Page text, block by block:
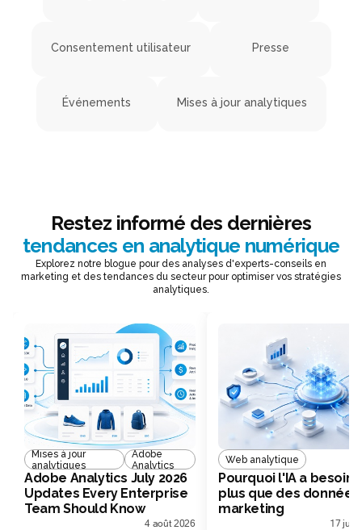
Consentement utilisateur Presse
Événements Mises à jour analytiques
Restez informé des dernières
tendances en analytique numérique
Explorez notre blogue pour des analyses d'experts-conseils en
marketing et des tendances du secteur pour optimiser vos stratégies
analytiques.
Mises à jour
analytiques
Adobe
Analytics
Adobe Analytics July 2026
Updates Every Enterprise
Team Should Know
4 août 2026
Web analytique
Pourquoi l'IA a besoin
plus que des données
marketing
17